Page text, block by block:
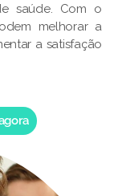
saúde. Com o
melhorar a
a satisfação